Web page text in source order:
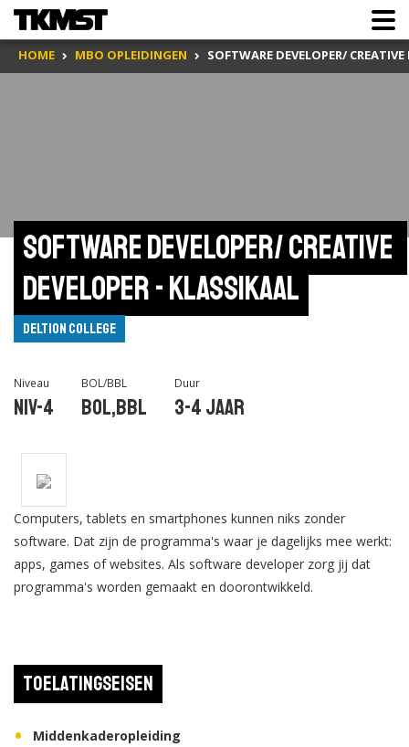
HOME MBO OPLEIDINGEN SOFTWARE DEVELOPER/
Software Developer/ Creative
Developer - Klassikaal
Deltion College
Niveau
Niv-4
BOL/BBL
BOL,BBL
Duur
3-4 jaar
Computers, tablets en smartphones kunnen niks zonder
software. Dat zijn de programma's waar je dagelijks mee werkt:
apps, games of websites. Als software developer zorg jij dat
programma's worden gemaakt en doorontwikkeld.
Toelatingseisen
Middenkaderopleiding